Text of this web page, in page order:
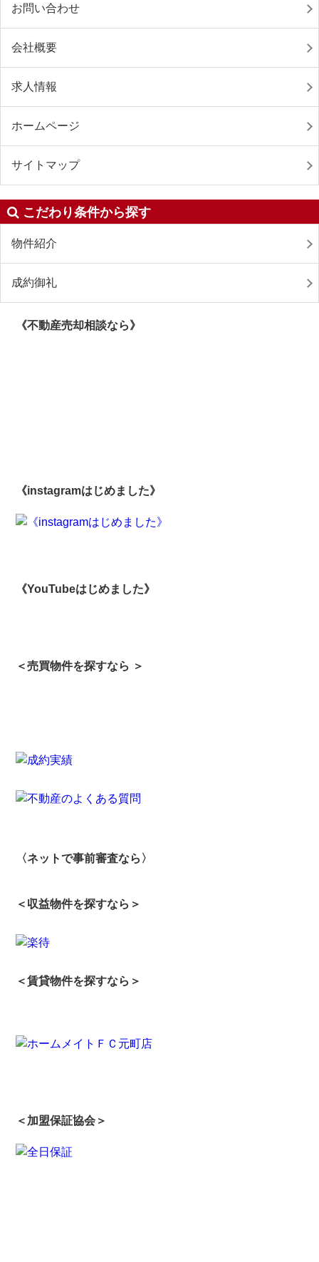
お問い合わせ
会社概要
求人情報
ホームページ
サイトマップ
こだわり条件から探す
物件紹介
成約御礼
《不動産売却相談なら》
《instagramはじめました》
《YouTubeはじめました》
＜売買物件を探すなら ＞
〈ネットで事前審査なら〉
＜収益物件を探すなら＞
＜賃貸物件を探すなら＞
＜加盟保証協会＞